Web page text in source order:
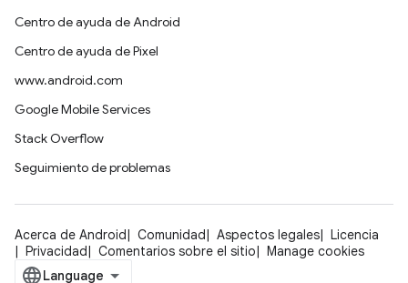
Centro de ayuda de Android
Centro de ayuda de Pixel
www.android.com
Google Mobile Services
Stack Overflow
Seguimiento de problemas
Acerca de Android Comunidad Aspectos legales
Licencia
Privacidad
Comentarios sobre el sitio Manage cookies